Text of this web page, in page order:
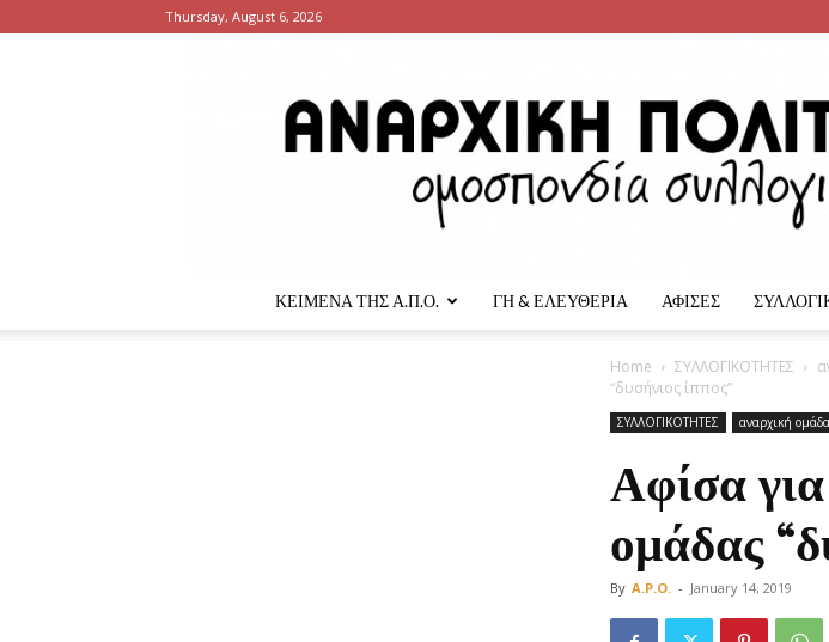
Thursday, August 6, 2026
ΚΕΙΜΕΝΑ ΤΗΣ Α.Π.Ο. ΓΗ & ΕΛΕΥΘΕΡΙΑ ΑΦΙΣΕΣ
Home ΣΥΛΛΟΓΙΚΟΤΗΤΕΣ
“δυσήνιος ίππος”
ΣΥΛΛΟΓΙΚΟΤΗΤΕΣ αναρχική
Αφίσα
ομάδας
By A.P.O. - January 14, 2019